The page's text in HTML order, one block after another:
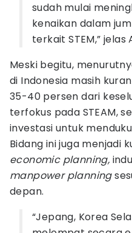
sudah mulai
kenaikan dalam
terkait STEM,” jelas
Meski begitu,
di Indonesia masih
35-40 persen dari
terfokus pada STEAM,
investasi untuk
Bidang ini juga menjadi
economic planning,
manpower planning
depan.
“Jepang, Korea